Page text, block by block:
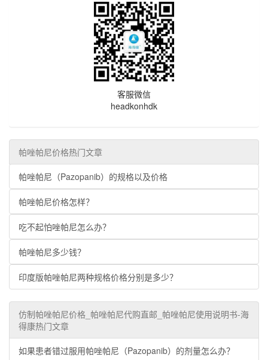
客服微信
headkonhdk
帕唑帕尼价格热门文章
帕唑帕尼（Pazopanib）的规格以及价格
帕唑帕尼价格怎样？
吃不起怕唑帕尼怎么办？
帕唑帕尼多少钱？
印度版帕唑帕尼两种规格价格分别是多少？
仿制帕唑帕尼价格_帕唑帕尼代购直邮_帕唑帕尼使用说明书-海
得康热门文章
如果患者错过服用帕唑帕尼（Pazopanib）的剂量怎么办？